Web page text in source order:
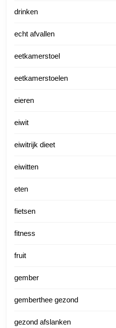
drinken
echt afvallen
eetkamerstoel
eetkamerstoelen
eieren
eiwit
eiwitrijk dieet
eiwitten
eten
fietsen
fitness
fruit
gember
gemberthee gezond
gezond afslanken